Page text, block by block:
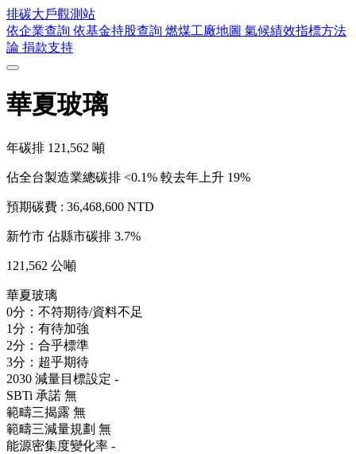
排碳大戶觀測站
依企業查詢 依基金持股查詢 燃煤工廠地圖 氣候績效指標方法
論 捐款支持
華夏玻璃
年碳排 121,562 噸
佔全台製造業總碳排 <0.1% 較去年上升 19%
預期碳費 : 36,468,600 NTD
新竹市 佔縣市碳排 3.7%
121,562 公噸
華夏玻璃
0分：不符期待/資料不足
1分：有待加強
2分：合乎標準
3分：超乎期待
2030 減量目標設定 -
SBTi 承諾 無
範疇三揭露 無
範疇三減量規劃 無
能源密集度變化率 -